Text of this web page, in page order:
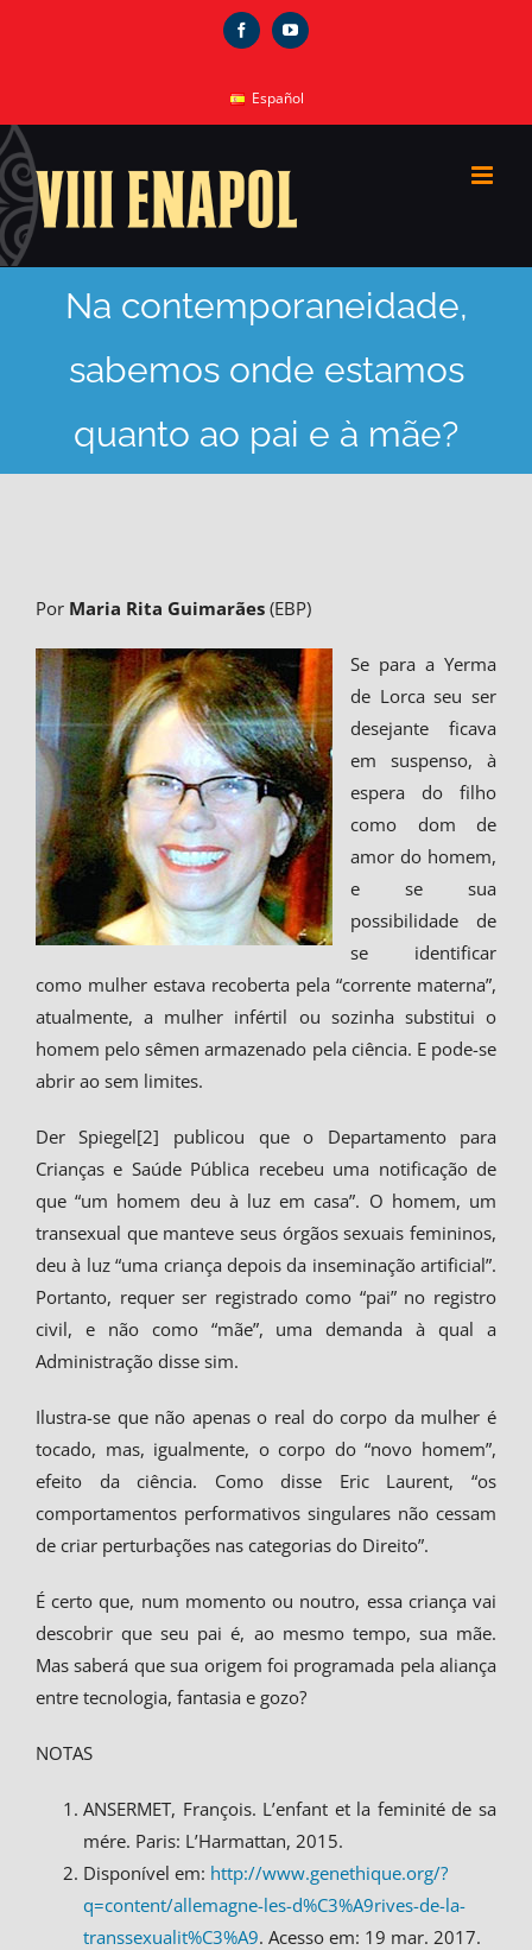
FacebookYouTube
Español
Na contemporaneidade,
sabemos onde estamos
quanto ao pai e à mãe?
Por Maria Rita Guimarães(EBP)
Se para a Yerma
de Lorca seu ser
desejante ficava
em suspenso, à
espera do filho
como dom de
amor do homem,
e se sua
possibilidade de
se identificar
como mulher estava recoberta pela “corrente materna”,
atualmente, a mulher infértil ou sozinha substitui o
homem pelo sêmen armazenado pela ciência. E pode-se
abrir ao sem limites.
Der Spiegel[2] publicou que o Departamento para
Crianças e Saúde Pública recebeu uma notificação de
que “um homem deu à luz em casa”. O homem, um
transexual que manteve seus órgãos sexuais femininos,
deu à luz “uma criança depois da inseminação artificial”.
Portanto, requer ser registrado como “pai” no registro
civil, e não como “mãe”, uma demanda à qual a
Administração disse sim.
Ilustra-se que não apenas o real do corpo da mulher é
tocado, mas, igualmente, o corpo do “novo homem”,
efeito da ciência. Como disse Eric Laurent, “os
comportamentos performativos singulares não cessam
de criar perturbações nas categorias do Direito”.
É certo que, num momento ou noutro, essa criança vai
descobrir que seu pai é, ao mesmo tempo, sua mãe.
Mas saberá que sua origem foi programada pela aliança
entre tecnologia, fantasia e gozo?
NOTAS
ANSERMET, François. L’enfant et la feminité de sa
mére. Paris: L’Harmattan, 2015.
Disponível em: http://www.genethique.org/?
q=content/allemagne-les-d%C3%A9rives-de-la-
transsexualit%C3%A9. Acesso em: 19 mar. 2017.